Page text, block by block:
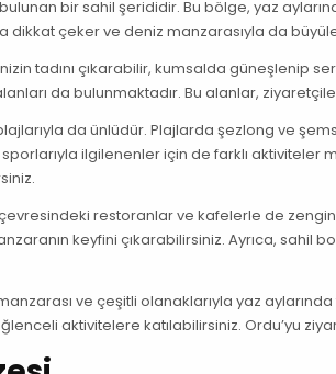
bir sahil şerididir. Bu bölge, yaz
dikkat çeker ve deniz manzarasıyla da
tadını çıkarabilir, kumsalda güneşlenip
da bulunmaktadır. Bu alanlar,
da ünlüdür. Plajlarda şezlong ve
sporlarıyla ilgilenenler için de farklı aktiviteler
çevresindeki restoranlar ve kafelerle de
keyfini çıkarabilirsiniz. Ayrıca, sahil
ve çeşitli olanaklarıyla yaz
aktivitelere katılabilirsiniz. Ordu’yu